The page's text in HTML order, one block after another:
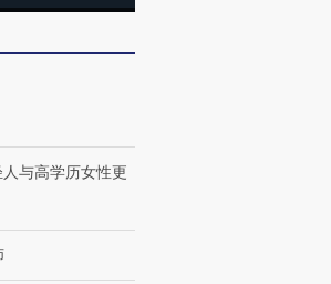
与高学历女性更